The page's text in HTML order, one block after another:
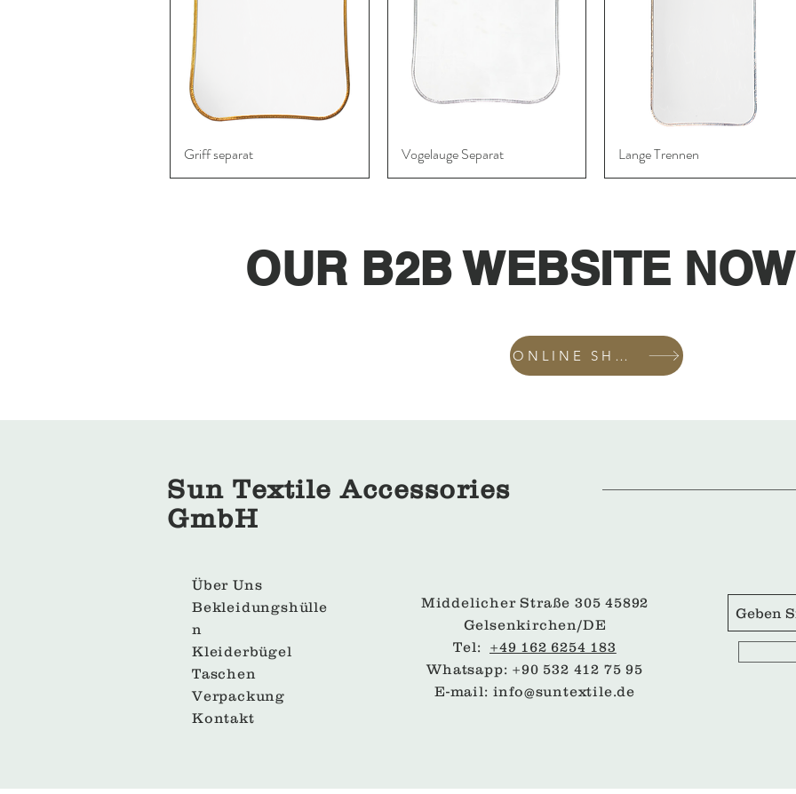
Schnellansicht
Griff separat Schnellansicht
Vogelauge Separat Schnellansicht
Lange Trennen
OUR B2B WEBSITE
ONLINE SHOP
Sun Textile Accessories
GmbH
Über Uns
Bekleidungshülle
n
Kleiderbügel
Taschen
Verpackung
Kontakt
Middelicher Straße 305 45892
Gelsenkirchen/DE
Tel: +49 162 6254 183
Whatsapp: +90 532 412 75 95
E-mail: info@suntextile.de